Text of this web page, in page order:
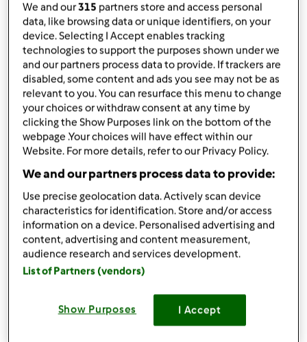
podziel się przepisem
Stwórz wariant
Składniki
por
4 średnie ziemniaki
2łyżkimasła
sól,pieprz,majeranek, pieprz cayenne
kostka rosołowa(może być mięsna)
śmietana lub jogurt naturalny 3łyżki
We and our315 partners store and access personal
data, like browsing data or unique identifiers, on your
device. Selecting I Accept enables tracking
technologies to support the purposes shown under we
and our partners process data to provide. If trackers are
disabled, some content and ads you see may not be as
relevant to you. You can resurface this menu to change
your choices or withdraw consent at any time by
clicking the Show Purposes link on the bottom of the
webpage .Your choices will have effect within our
Website. For more details, refer to our Privacy Policy.
We and our partners process data to provide:
Use precise geolocation data. Actively scan device
characteristics for identification. Store and/or access
information on a device. Personalised advertising and
content, advertising and content measurement,
audience research and services development.
List of Partners (vendors)
Show Purposes I Accept